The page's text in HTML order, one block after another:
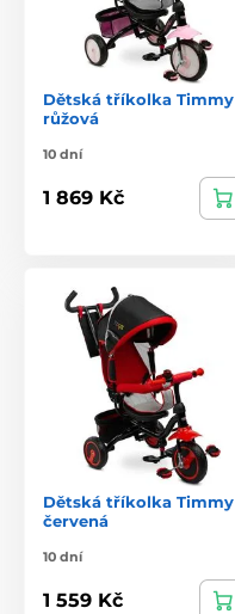
Dětská tříkolka Timmy
růžová
10 dní
1 869 Kč
Dětská tříkolka Timmy
červená
10 dní
1 559 Kč